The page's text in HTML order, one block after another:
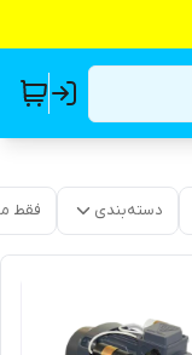
دسته‌بندی فقط